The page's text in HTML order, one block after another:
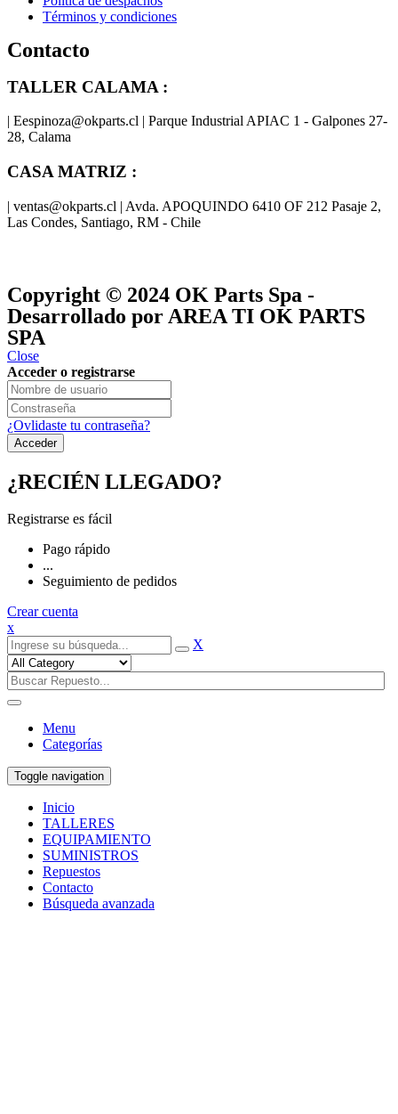
Términos y condiciones
Contacto
TALLER CALAMA :
| Eespinoza@okparts.cl | Parque Industrial APIAC 1 - Galpones 27-
28, Calama
CASA MATRIZ :
| ventas@okparts.cl | Avda. APOQUINDO 6410 OF 212 Pasaje 2,
Las Condes, Santiago, RM - Chile
Copyright © 2024 OK Parts Spa -
Desarrollado por AREA TI OK PARTS
SPA
Close
Acceder o registrarse
¿Ovlidaste tu contraseña?
¿RECIÉN LLEGADO?
Registrarse es fácil
Pago rápido
...
Seguimiento de pedidos
Crear cuenta
x
X
Menu
Categorías
Toggle navigation
Inicio
TALLERES
EQUIPAMIENTO
SUMINISTROS
Repuestos
Contacto
Búsqueda avanzada